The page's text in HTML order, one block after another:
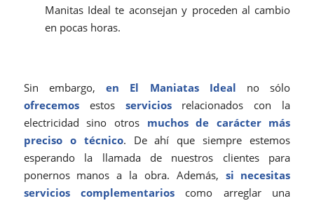
Manitas Ideal te aconsejan y proceden al cambio
en pocas horas.
Sin embargo,en El Maniatas Ideal no sólo
ofrecemosestos serviciosrelacionados con la
electricidad sino otros muchos de carácter más
preciso o técnico. De ahí que siempre estemos
esperando la llamada de nuestros clientes para
ponernos manos a la obra. Además, si necesitas
servicios complementarios como arreglar una